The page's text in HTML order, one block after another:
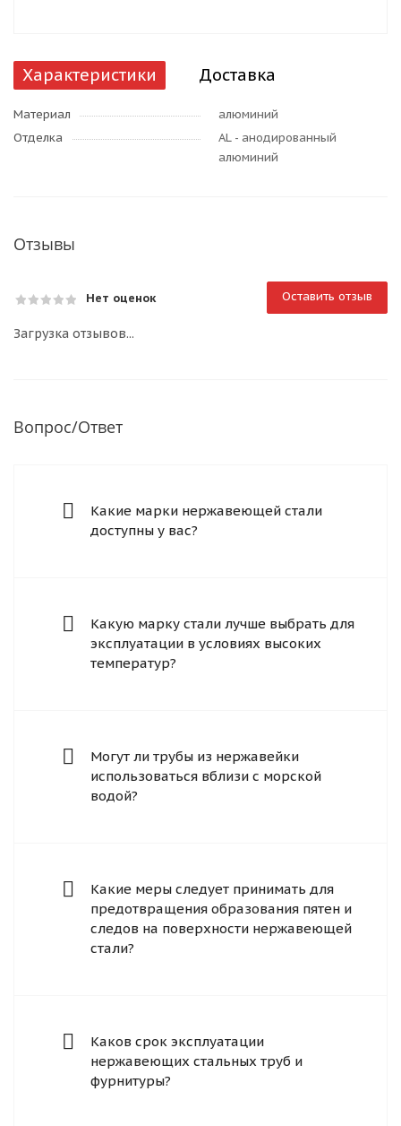
Характеристики Доставка
Материал
алюминий
Отделка
AL - анодированный
алюминий
Отзывы
Нет оценок Оставить отзыв
Загрузка отзывов...
Вопрос/Ответ
Какие марки нержавеющей стали
доступны у вас?
Какую марку стали лучше выбрать для
эксплуатации в условиях высоких
температур?
Могут ли трубы из нержавейки
использоваться вблизи с морской
водой?
Какие меры следует принимать для
предотвращения образования пятен и
следов на поверхности нержавеющей
стали?
Каков срок эксплуатации
нержавеющих стальных труб и
фурнитуры?